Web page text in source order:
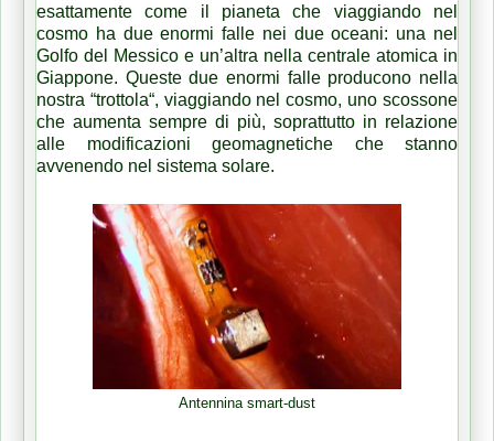
esattamente come il pianeta che viaggiando nel
cosmo ha due enormi falle nei due oceani: una nel
Golfo del Messico e un’altra nella centrale atomica in
Giappone. Queste due enormi falle producono nella
nostra “trottola“, viaggiando nel cosmo, uno scossone
che aumenta sempre di più, soprattutto in relazione
alle modificazioni geomagnetiche che stanno
avvenendo nel sistema solare.
Antennina smart-dust